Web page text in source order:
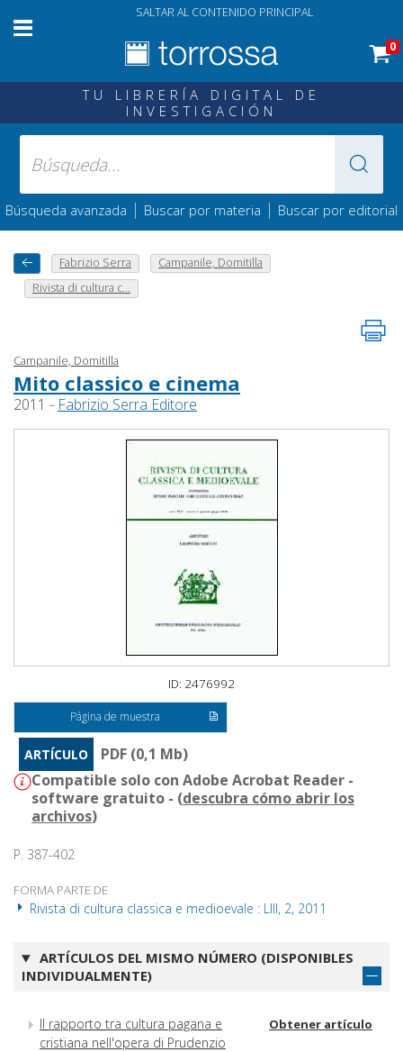
SALTAR AL CONTENIDO PRINCIPAL
0
TU LIBRERÍA DIGITAL DE
INVESTIGACIÓN
Búsqueda avanzada | Buscar por materia | Buscar por editorial
Fabrizio Serra
Campanile, Domitilla
Rivista di cultura c...
Campanile, Domitilla
Mito classico e cinema
2011 - Fabrizio Serra Editore
ID: 2476992
Página de muestra
ARTÍCULO
PDF (0,1 Mb)
Compatible solo con Adobe Acrobat Reader -
software gratuito - (descubra cómo abrir los
archivos)
P. 387-402
FORMA PARTE DE
Rivista di cultura classica e medioevale : LIII, 2, 2011
ARTÍCULOS DEL MISMO NÚMERO (DISPONIBLES
INDIVIDUALMENTE)
Il rapporto tra cultura pagana e
cristiana nell'opera di Prudenzio
Obtener artículo